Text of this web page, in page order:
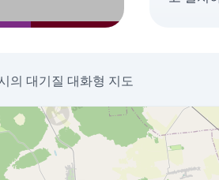
의 대기질 대화형 지도